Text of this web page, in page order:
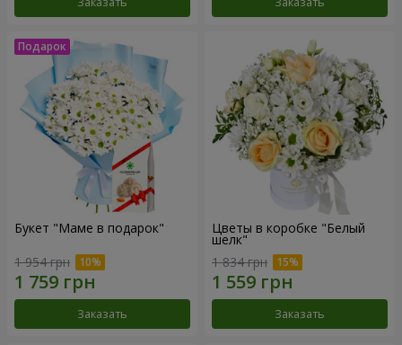
Букет "Маме в подарок"
1 954 грн
Заказать
Цветы в коробке "Белый
шелк"
1 834 грн
Заказать